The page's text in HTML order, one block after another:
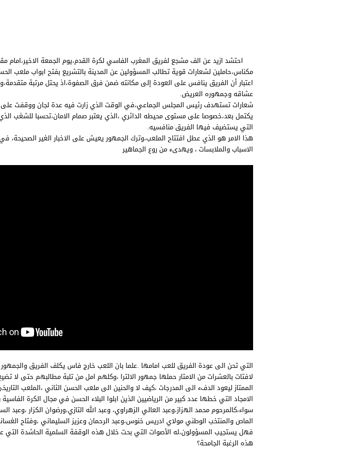
احتشد ازيد عن الف مشجع لفريق المغرب الفاسي لكرة القدم،يوم الجمعة الاخير،امام
مكناس،حاملين لشعارات قوية تطالب المسؤولين عن المدينة بالتشريع بفتح ابواب ملعب
اعتبار أن الفريق ينافس على العودة إلى مكانته ضمن فرق الصفوة،اذ يحتل مرتبة
عشاقه وجمهوره العريض.
شعارات تستهدف رئيس المجلس الجماعي،في الوقت الذي زارت فيه عدة لجان ووقفت على
يكتمل بعد،خصوصا على مستوى محيطه الدائري ،الذي يعتبر صمام الامان،تحسبا للشغب
التي يستضيف فيها الفريق منافسيه.
هذا الامر هو الذي عطل افتتاح الملعب،وترك الجمهور يعيش على الاخبار الغير
الاسباب والملابسات ، ويهدىء من روع الجماهير
التي تحن الى عودة الفريق للعب امامها .علما بان اللعب خارج فاس يكلف الفريق
لافتات بالعشرات من الامتار حملها جمهور الالترا ،وكلهم امل من تلبة مطالبهم حتى لا
الممتاز ليعود الدفء الى المدرجات ،كيف لا والحنين الى ملعب الحسن الثاني ،الملعب
الامجاد التي خطها عدد كبير من الرياضيين الذين ابلوا البلاء الحسن في مجال الكرة
سواء،كالمرحوم محمد الهزاز،وعبد العالي الزهراوي، وعبد الله التازي،ورضوان الكزار ،وعبد
الماص والمنتخب الوطني مولاي ادريس خنوس،وعبد الرحمان وعزيز السليماني ،وفتاح
فهل يستجيب المسؤولون،له الأصوات التي بحت خلال هذه الوقفة السلمية الحاشدة التي
هذه الرغبة الجامحة؟